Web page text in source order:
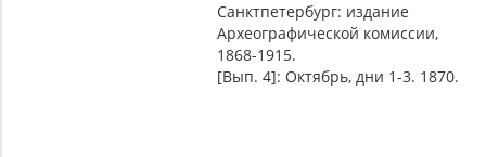
Санктпетербург: издание
Археографической комиссии,
1868-1915.
[Вып. 4]: Октябрь, дни 1-3. 1870.